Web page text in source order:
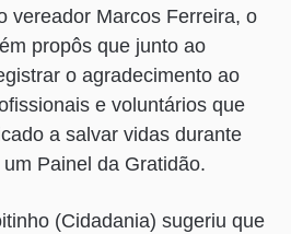
vereador Marcos Ferreira, o
propôs que junto ao
o agradecimento ao
e voluntários que
a salvar vidas durante
Painel da Gratidão.
(Cidadania) sugeriu que